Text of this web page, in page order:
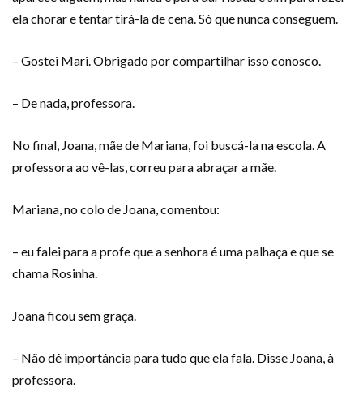
ela chorar e tentar tirá-la de cena. Só que nunca conseguem.
– Gostei Mari. Obrigado por compartilhar isso conosco.
– De nada, professora.
No final, Joana, mãe de Mariana, foi buscá-la na escola. A
professora ao vê-las, correu para abraçar a mãe.
Mariana, no colo de Joana, comentou:
– eu falei para a profe que a senhora é uma palhaça e que se
chama Rosinha.
Joana ficou sem graça.
– Não dê importância para tudo que ela fala. Disse Joana, à
professora.